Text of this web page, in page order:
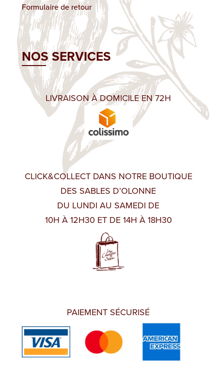
Formulaire de retour
NOS SERVICES
LIVRAISON À DOMICILE EN 72H
CLICK&COLLECT DANS NOTRE BOUTIQUE
DES SABLES D’OLONNE
DU LUNDI AU SAMEDI DE
10H À 12H30 ET DE 14H À 18H30
PAIEMENT SÉCURISÉ